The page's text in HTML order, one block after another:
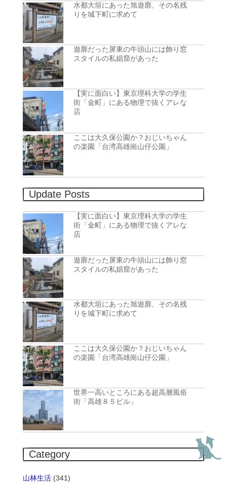
水都大垣にあった旭遊廓、その名残
りを城下町に求めて
遊廓だった屏東の牛頭山には飾り窓
スタイルの私娼窟があった
【実に面白い】東京理科大学の学生
街「金町」にある物理で抜くアレな
店
ここは大久保公園か？おじいちゃん
の楽園「台湾高雄崗山仔公園」
Update Posts
【実に面白い】東京理科大学の学生
街「金町」にある物理で抜くアレな
店
遊廓だった屏東の牛頭山には飾り窓
スタイルの私娼窟があった
水都大垣にあった旭遊廓、その名残
りを城下町に求めて
ここは大久保公園か？おじいちゃん
の楽園「台湾高雄崗山仔公園」
世界一高いところにある超高層風俗
街「高雄８５ビル」
Category
山林生活(341)